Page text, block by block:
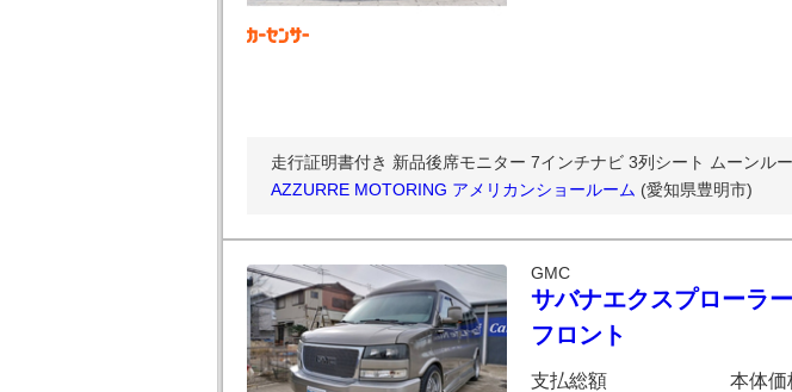
走行証明書付き 新品後席モニター 7インチナビ 3列シート ムーンル
AZZURRE MOTORING アメリカンショールーム (愛知県豊明市)
GMC
サバナエクスプローラ
フロント
支払総額 本体価